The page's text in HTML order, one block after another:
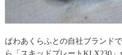
ぱわあくらふとの自社ブランド
ら「スキッドプレートKLX230